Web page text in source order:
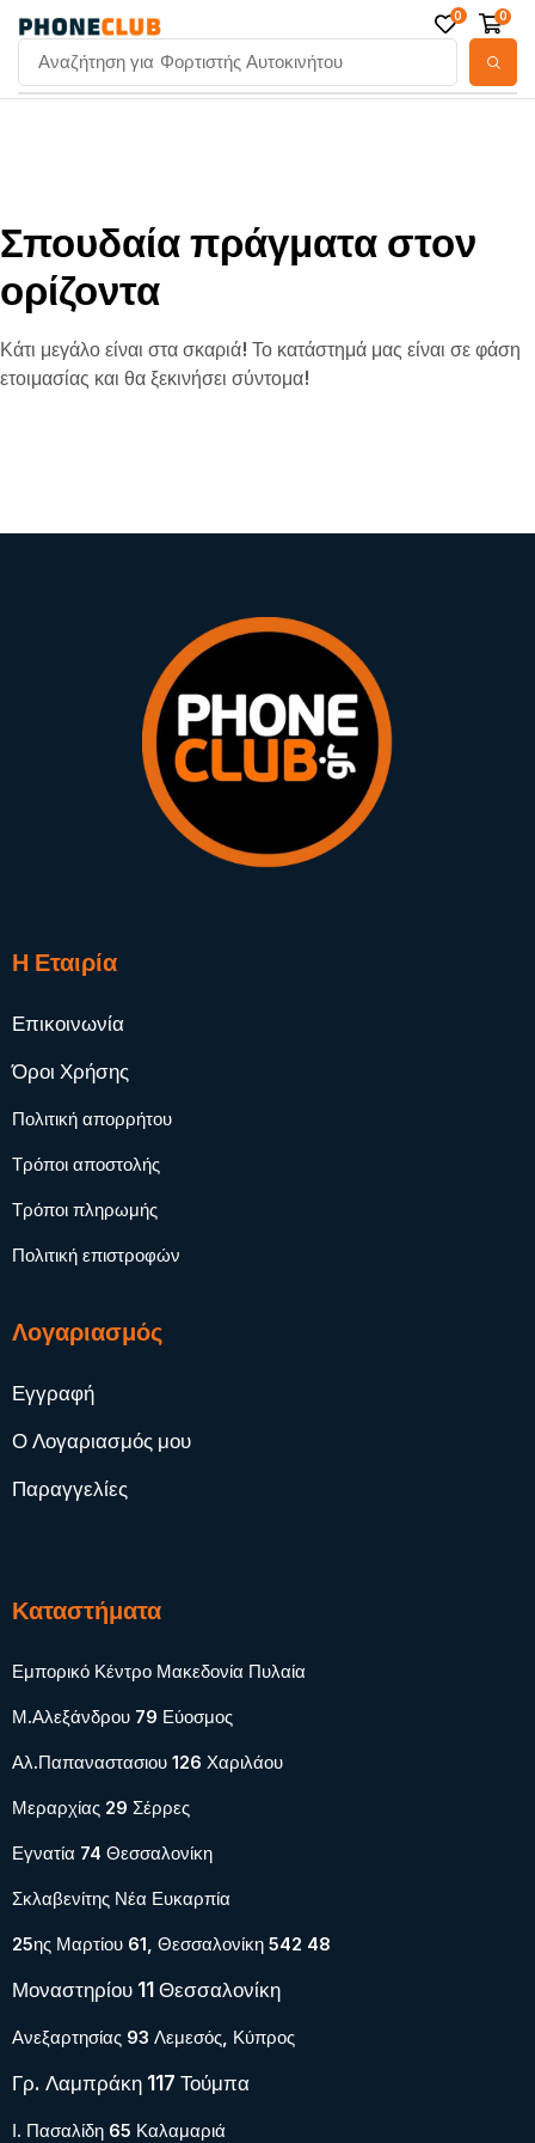
Αναζήτηση για Φορτιστής Αυτοκινήτου
0 0
Σπουδαία πράγματα στον
ορίζοντα
Κάτι μεγάλο είναι στα σκαριά! Το κατάστημά μας είναι σε φάση
ετοιμασίας και θα ξεκινήσει σύντομα!
Η Εταιρία
Επικοινωνία
Όροι Χρήσης
Πολιτική απορρήτου
Τρόποι αποστολής
Τρόποι πληρωμής
Πολιτική επιστροφών
Λογαριασμός
Εγγραφή
Ο Λογαριασμός μου
Παραγγελίες
Καταστήματα
Εμπορικό Κέντρο Μακεδονία Πυλαία
Μ.Αλεξάνδρου 79 Εύοσμος
Αλ.Παπαναστασιου 126 Χαριλάου
Μεραρχίας 29 Σέρρες
Εγνατία 74 Θεσσαλονίκη
Σκλαβενίτης Νέα Ευκαρπία
25ης Μαρτίου 61, Θεσσαλονίκη 542 48
Μοναστηρίου 11 Θεσσαλονίκη
Ανεξαρτησίας 93 Λεμεσός, Κύπρος
Γρ. Λαμπράκη 117 Τούμπα
Ι. Πασαλίδη 65 Καλαμαριά